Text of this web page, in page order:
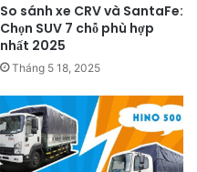
So sánh xe CRV và SantaFe:
Chọn SUV 7 chỗ phù hợp
nhất 2025
Tháng 5 18, 2025